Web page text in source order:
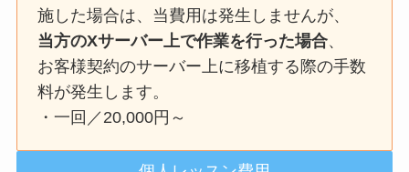
施した場合は、当費用は発生しませんが、
当方のXサーバー上で作業を行った場合、
お客様契約のサーバー上に移植する際の手数
料が発生します。
・一回／20,000円～